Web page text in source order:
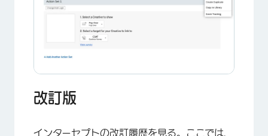
改訂版
インターセプトの改訂履歴を見る。ここでは、